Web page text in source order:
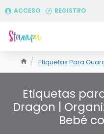
ACCESO REGISTRO
Etiquetas Para
Etiquetas
Dragon |
Bebé